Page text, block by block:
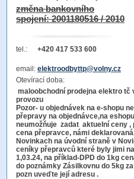
změna bankovního
spojení: 2001180516 / 2010
tel.: +420 417 533 600
email: elektroodbyttp@volny.cz
Otevírací doba:
maloobchodní prodejna elektro tč
Pozor- u objednávek na e-shopu
přepravy na objednávce,na
neumožňuje zadat aktuelní ceny ,
cena přepravce, námi
Novinkach na úvodní straně v
ceníky přepravců které byly jimi
1,03.24, na příklad-DPD do 1kg
do poznámky Zásilkovnu do 5kg
pozn uveďte její adresu .